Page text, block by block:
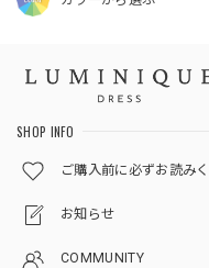
SHOP INFO
ご購入前に必ずお読み
お知らせ
COMMUNITY